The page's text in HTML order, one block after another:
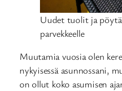
Uudet tuolit ja pöytä
parvekkeelle
Muutamia vuosia olen
nykyisessä asunnossani,
on ollut koko asumisen